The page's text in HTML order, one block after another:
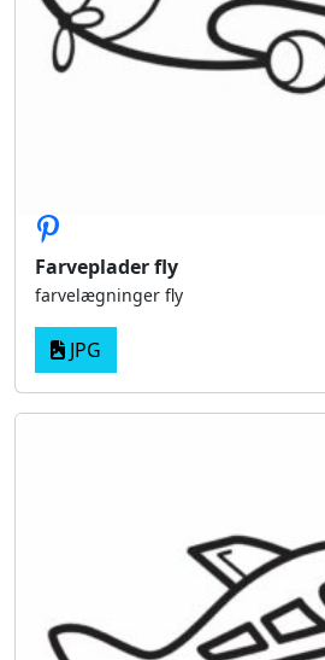
Farveplader fly
farvelægninger fly
JPG